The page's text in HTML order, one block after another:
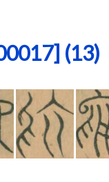
(13)